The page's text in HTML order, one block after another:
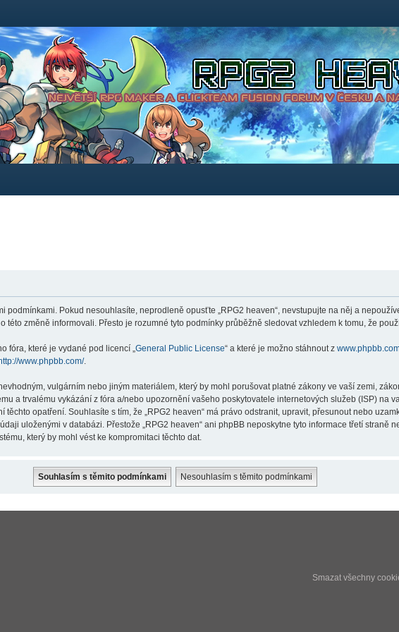
podmínkami. Pokud nesouhlasíte, neprodleně opusťte „RPG2 heaven“, nevstupujte na něj a
této změně informovali. Přesto je rozumné tyto podmínky průběžně sledovat vzhledem k tomu, že
fóra, které je vydané pod licencí „General Public License“ a které je možno stáhnout z
http://www.phpbb.com/.
vulgárním nebo jiným materiálem, který by mohl porušovat platné zákony ve vaší zemi,
a trvalému vykázání z fóra a/nebo upozornění vašeho poskytovatele internetových služeb (ISP) na
opatření. Souhlasíte s tím, že „RPG2 heaven“ má právo odstranit, upravit, přesunout nebo
uloženými v databázi. Přestože „RPG2 heaven“ ani phpBB neposkytne tyto informace třetí straně
který by mohl vést ke kompromitaci těchto dat.
Smazat všechny